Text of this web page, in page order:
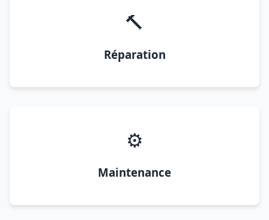
🔨
Réparation
⚙️
Maintenance